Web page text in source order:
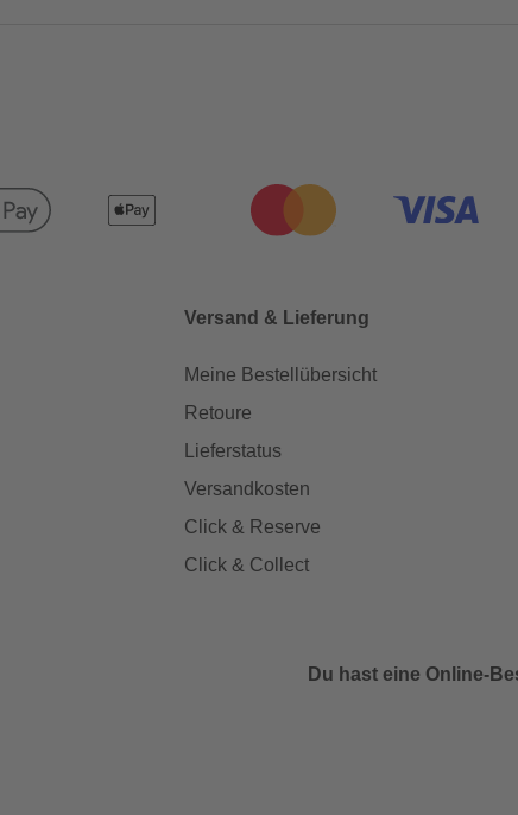
Versand & Lieferung
Meine Bestellübersicht
Retoure
Lieferstatus
Versandkosten
Click & Reserve
Click & Collect
Du hast eine Online-